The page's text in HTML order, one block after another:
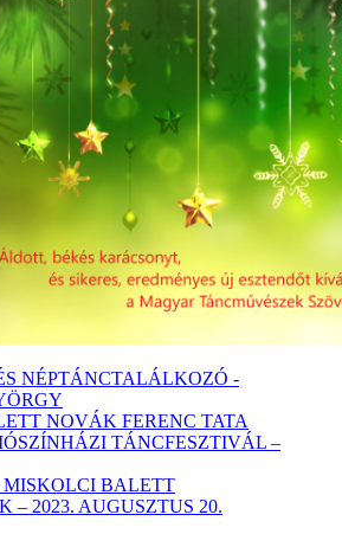
NÉPTÁNCTALÁLKOZÓ -
NOVÁK FERENC TATA
TÁNCFESZTIVÁL –
MISKOLCI BALETT
– 2023. AUGUSZTUS 20.